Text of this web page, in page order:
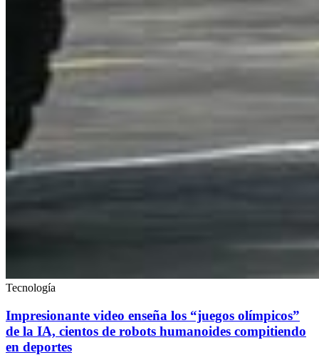
Tecnología
Impresionante video enseña los “juegos olímpicos”
de la IA, cientos de robots humanoides compitiendo
en deportes